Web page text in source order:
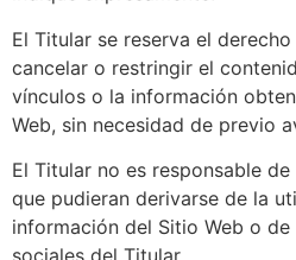
El Titular se reserva el
cancelar o restringir el
vínculos o la información
Web, sin necesidad de previo
El Titular no es responsable
que pudieran derivarse de la
información del Sitio Web o